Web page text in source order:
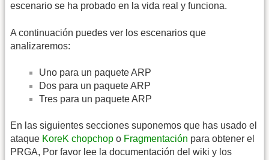
escenario se ha probado en la vida real y funciona.
A continuación puedes ver los escenarios que
analizaremos:
Uno para un paquete ARP
Dos para un paquete ARP
Tres para un paquete ARP
En las siguientes secciones suponemos que has usado el
ataque KoreK chopchop o Fragmentación para obtener el
PRGA, Por favor lee la documentación del wiki y los